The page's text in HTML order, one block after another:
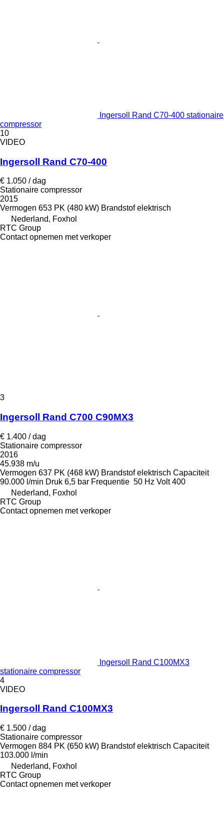
Ingersoll Rand C70-400 stationaire
compressor
10
VIDEO
Ingersoll Rand C70-400
€ 1.050 / dag
Stationaire compressor
2015
Vermogen 653 PK (480 kW) Brandstof elektrisch
Nederland, Foxhol
RTC Group
Contact opnemen met verkoper
3
Ingersoll Rand C700 C90MX3
€ 1.400 / dag
Stationaire compressor
2016
45.938 m/u
Vermogen 637 PK (468 kW) Brandstof elektrisch Capaciteit
90.000 l/min Druk 6,5 bar Frequentie 50 Hz Volt 400
Nederland, Foxhol
RTC Group
Contact opnemen met verkoper
Ingersoll Rand C100MX3
stationaire compressor
4
VIDEO
Ingersoll Rand C100MX3
€ 1.500 / dag
Stationaire compressor
Vermogen 884 PK (650 kW) Brandstof elektrisch Capaciteit
103.000 l/min
Nederland, Foxhol
RTC Group
Contact opnemen met verkoper